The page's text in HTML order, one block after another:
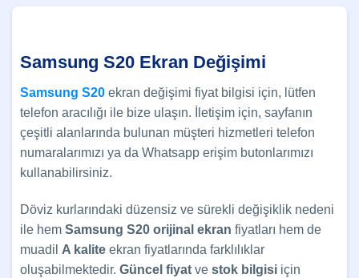
Samsung S20 Ekran Değişimi
Samsung S20 ekran değişimi fiyat bilgisi için, lütfen
telefon aracılığı ile bize ulaşın. İletişim için, sayfanın
çeşitli alanlarında bulunan müşteri hizmetleri telefon
numaralarımızı ya da Whatsapp erişim butonlarımızı
kullanabilirsiniz.
Döviz kurlarındaki düzensiz ve sürekli değişiklik nedeni
ile hem Samsung S20 orijinal ekran fiyatları hem de
muadil A kalite ekran fiyatlarında farklılıklar
oluşabilmektedir. Güncel fiyat ve stok bilgisi için